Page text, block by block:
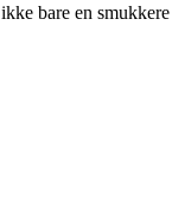
bare en